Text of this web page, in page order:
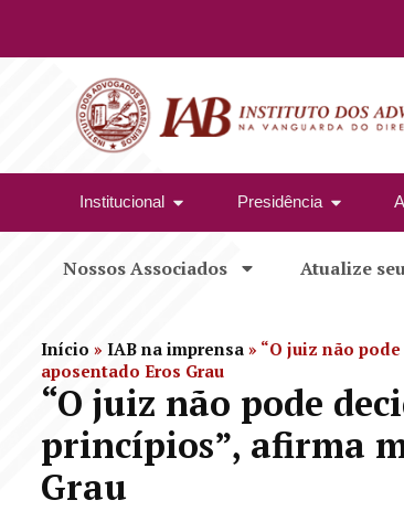
Institucional Presidência
Nossos Associados Atualize
Início » IAB na imprensa » “O juiz não
aposentado Eros Grau
“O juiz não pode
princípios”, afirma
Grau